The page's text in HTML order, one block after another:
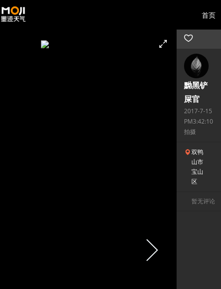
首页
黝黑铲
屎官
2017-7-15
PM3:42:10
拍摄
双鸭
山市
宝山
区
暂无评论